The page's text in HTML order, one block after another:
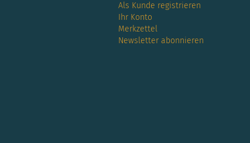
Als Kunde registrieren
Ihr Konto
Merkzettel
Newsletter abonnieren